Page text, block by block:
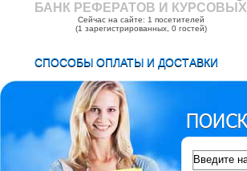
БАНК РЕФЕРАТОВ И КУРСОВЫХ
Сейчас на сайте: 1 посетителей
(1 зарегистрированных, 0 гостей)
СПОСОБЫ ОПЛАТЫ И ДОСТАВКИ